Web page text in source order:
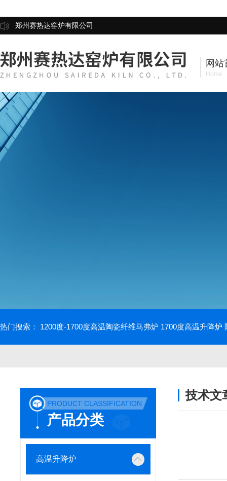
郑州赛热达窑炉有限公司
网站
Home
热门搜索： 1200度-1700度高温陶瓷纤维马弗炉 1700度高温升降炉
PRODUCT CLASSIFICATION
产品分类
高温升降炉
技术文